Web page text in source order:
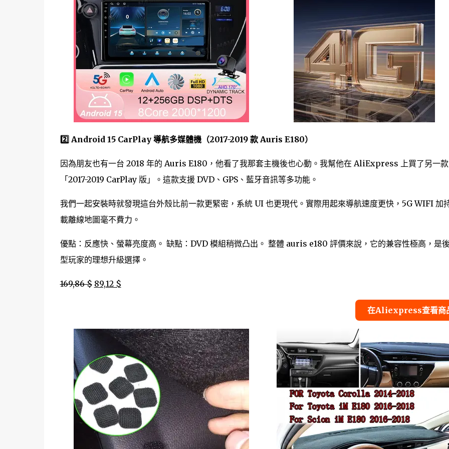
2️⃣ Android 15 CarPlay 導航多媒體機（2017-2019 款 Auris E180）
因為朋友也有一台 2018 年的 Auris E180，他看了我那套主機後也心動。我幫他在 AliExpress 上買了另一款
「2017-2019 CarPlay 版」。這款支援 DVD、GPS、藍牙音訊等多功能。
我們一起安裝時就發現這台外殼比前一款更緊密，系統 UI 也更現代。實際用起來導航速度更快，5G WIFI 加
載離線地圖毫不費力。
優點：反應快、螢幕亮度高。 缺點：DVD 模組稍微凸出。 整體 auris e180 評價來說，它的兼容性極高，是
型玩家的理想升級選擇。
169,86 $ 89,12 $
在Aliexpress查看商